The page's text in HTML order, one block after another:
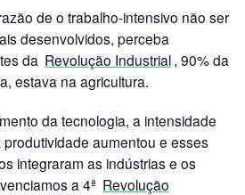
de o trabalho-intensivo não ser
desenvolvidos, perceba
da Revolução Industrial, 90% da
estava na agricultura.
da tecnologia, a intensidade
aumentou e esses
integraram as indústrias e os
a 4ª Revolução